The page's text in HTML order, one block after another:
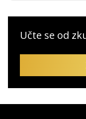
Učte se od